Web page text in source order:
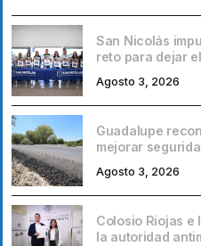
San Nicolás
reto para dejar
Agosto 3, 2026
Guadalupe
mejorar
Agosto 3, 2026
Colosio Riojas e
la autoridad